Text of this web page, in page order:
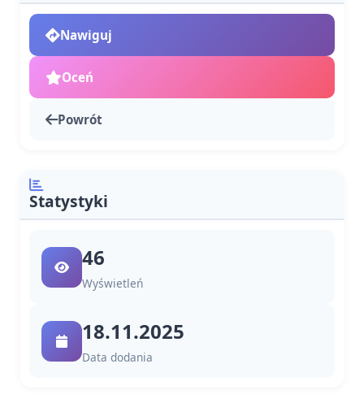
Nawiguj
Oceń
Powrót
Statystyki
46
Wyświetleń
18.11.2025
Data dodania